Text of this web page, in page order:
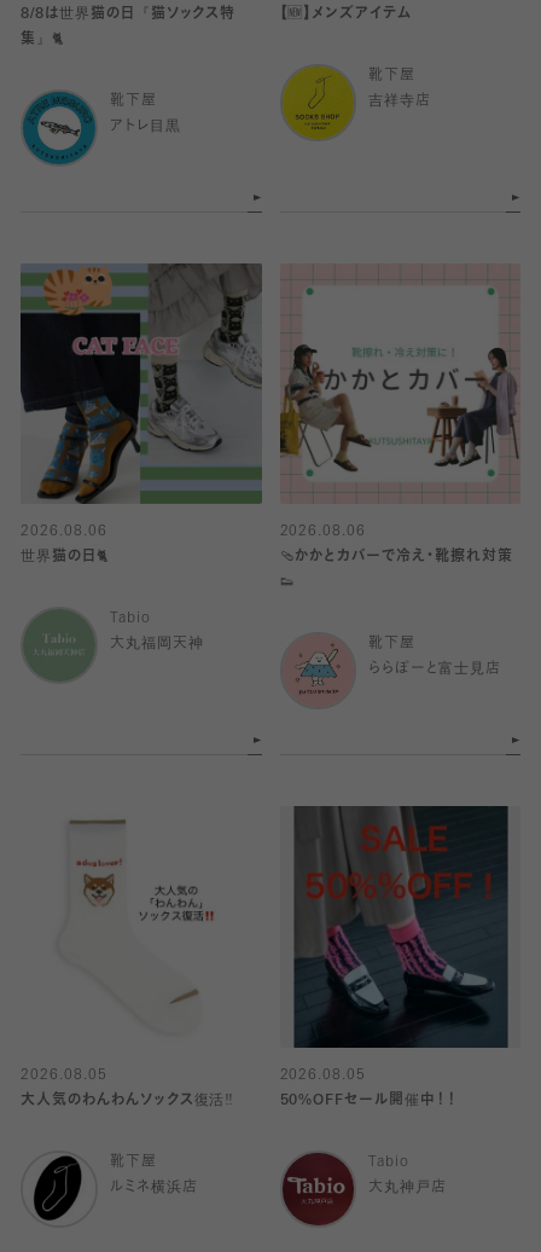
8/8は世界猫の日『猫ソックス特
集』🐈
靴下屋
アトレ目黒
【🆕】メンズアイテム
靴下屋
吉祥寺店
2026.08.06
世界猫の日🐈
Tabio
大丸福岡天神
2026.08.06
🩴かかとカバーで冷え・靴擦れ対策
👟
靴下屋
ららぽーと富士見店
2026.08.05
大人気のわんわんソックス復活‼️
靴下屋
ルミネ横浜店
2026.08.05
50%OFFセール開催中！！
Tabio
大丸神戸店